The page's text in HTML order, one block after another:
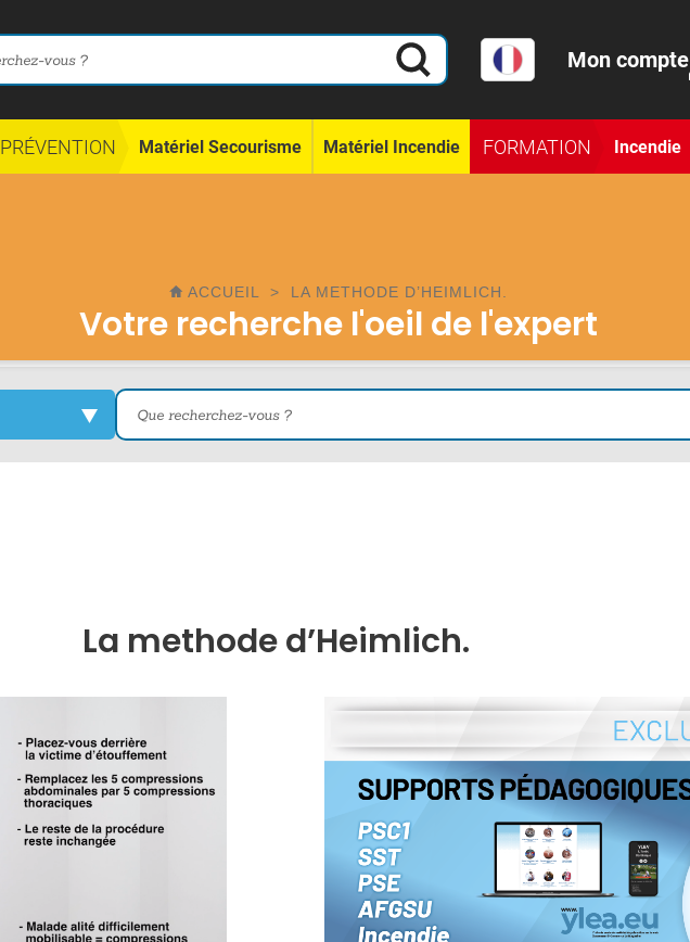
Mon compte
PRÉVENTION Matériel Secourisme Matériel Incendie FORMATION Incendie
ACCUEIL > LA METHODE D’HEIMLICH.
Votre recherche l'oeil de l'expert
La methode d’Heimlich.